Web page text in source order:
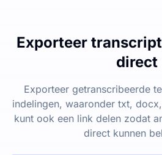
Exporteer
direct
Exporteer getranscribeerde
indelingen, waaronder txt,
kunt ook een link delen zodat
direct kunnen